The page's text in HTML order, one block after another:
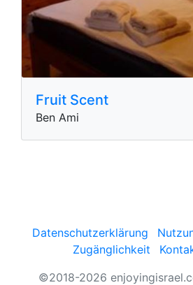
Fruit Scent
Ben Ami
Datenschutzerklärung
Zugänglichkeit
©2018-2026